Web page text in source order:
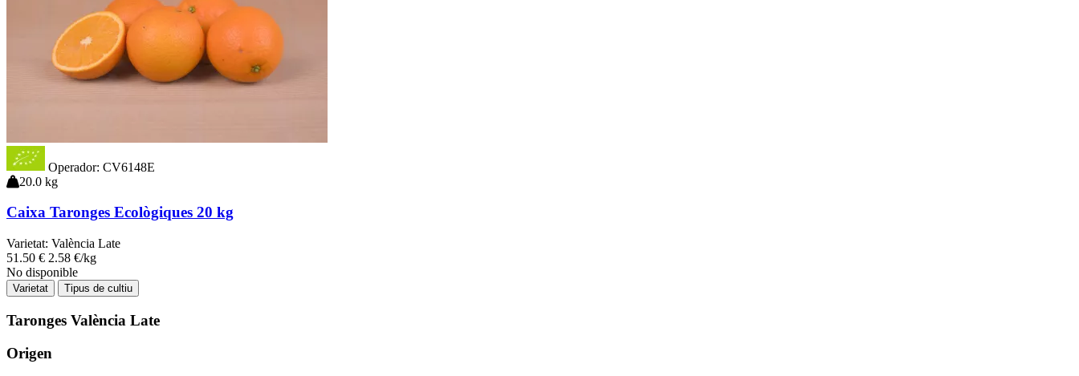
Operador: CV6148E
20.0 kg
Caixa Taronges Ecològiques 20 kg
Varietat: València Late
51 .50 € 2.58 €/kg
No disponible
Varietat Tipus de cultiu
Taronges València Late
Origen